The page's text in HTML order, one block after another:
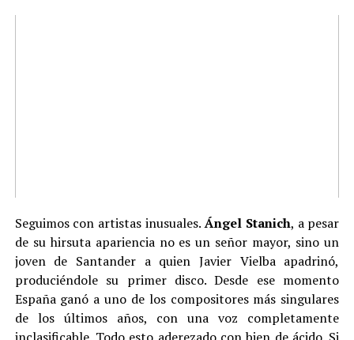
Seguimos con artistas inusuales.Ángel Stanich, a pesar
de su hirsuta apariencia no es un señor mayor, sino un
joven de Santander a quien Javier Vielba apadrinó,
produciéndole su primer disco. Desde ese momento
España ganó a uno de los compositores más singulares
de los últimos años, con una voz completamente